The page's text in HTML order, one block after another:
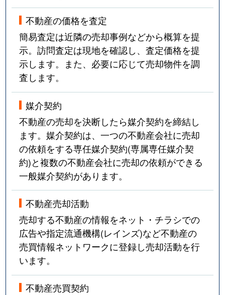
不動産の価格を査定
簡易査定は近隣の売却事例などから概算を提
示。訪問査定は現地を確認し、査定価格を提
示します。また、必要に応じて売却物件を調
査します。
媒介契約
不動産の売却を決断したら媒介契約を締結し
ます。媒介契約は、一つの不動産会社に売却
の依頼をする専任媒介契約(専属専任媒介契
約)と複数の不動産会社に売却の依頼ができる
一般媒介契約があります。
不動産売却活動
売却する不動産の情報をネット・チラシでの
広告や指定流通機構(レインズ)など不動産の
売買情報ネットワークに登録し売却活動を行
います。
不動産売買契約